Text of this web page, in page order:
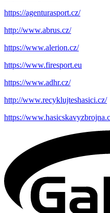
https://agenturasport.cz/
http://www.abrus.cz/
https://www.alerion.cz/
https://www.firesport.eu
https://www.adhr.cz/
http://www.recyklujteshasici.cz/
https://